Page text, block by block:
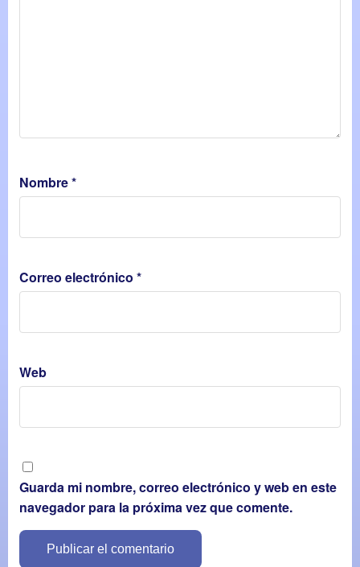
Nombre*
Correo electrónico *
Web
Guarda mi nombre, correo electrónico y web en este
navegador para la próxima vez que comente.